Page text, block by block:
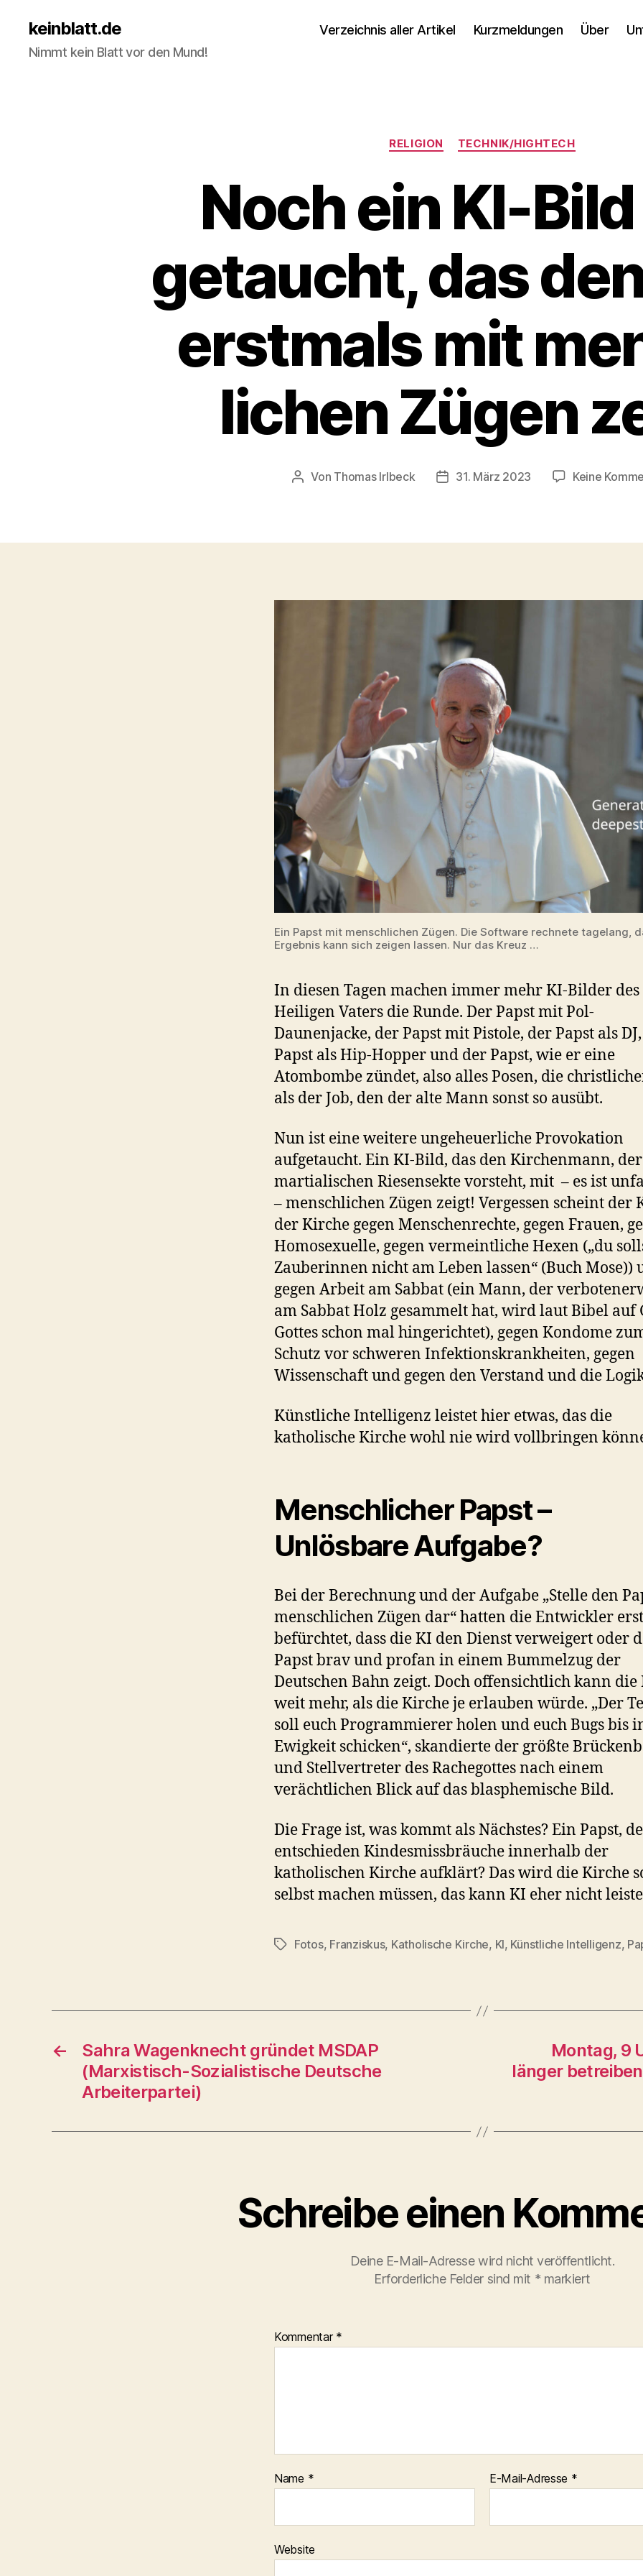
keinblatt.de
Nimmt kein Blatt vor den Mund!
Verzeichnis aller Artikel Kurzmeldungen Über
Kategorien
RELIGION TECHNIK/HIGHTECH
Noch ein KI-
getaucht, das
erstmals mit
lichen Zügen
Beitragsautor
Von Thomas Irlbeck Veröffentlichungsdatum
31. März 2023 Keine
Ein Papst mit menschlichen Zügen. Die Software rechnete tagelang,
Ergebnis kann sich zeigen lassen. Nur das Kreuz …
In diesen Tagen machen immer mehr KI-Bilder des
Heiligen Vaters die Runde. Der Papst mit Pol-
Daunenjacke, der Papst mit Pistole, der Papst als
Papst als Hip-Hopper und der Papst, wie er eine
Atombombe zündet, also alles Posen, die
als der Job, den der alte Mann sonst so ausübt.
Nun ist eine weitere ungeheuerliche Provokation
aufgetaucht. Ein KI-Bild, das den Kirchenmann,
martialischen Riesensekte vorsteht, mit – es ist
– menschlichen Zügen zeigt! Vergessen scheint der
der Kirche gegen Menschenrechte, gegen Frauen,
Homosexuelle, gegen vermeintliche Hexen („du
Zauberinnen nicht am Leben lassen“ (Buch Mose))
gegen Arbeit am Sabbat (ein Mann, der
am Sabbat Holz gesammelt hat, wird laut Bibel auf
Gottes schon mal hingerichtet), gegen Kondome
Schutz vor schweren Infektionskrankheiten, gegen
Wissenschaft und gegen den Verstand und die
Künstliche Intelligenz leistet hier etwas, das die
katholische Kirche wohl nie wird vollbringen
Menschlicher Papst –
Unlösbare Aufgabe?
Bei der Berechnung und der Aufgabe „Stelle den
menschlichen Zügen dar“ hatten die Entwickler erst
befürchtet, dass die KI den Dienst verweigert oder
Papst brav und profan in einem Bummelzug der
Deutschen Bahn zeigt. Doch offensichtlich kann die
weit mehr, als die Kirche je erlauben würde. „Der
soll euch Programmierer holen und euch Bugs bis
Ewigkeit schicken“, skandierte der größte
und Stellvertreter des Rachegottes nach einem
verächtlichen Blick auf das blasphemische Bild.
Die Frage ist, was kommt als Nächstes? Ein Papst,
entschieden Kindesmissbräuche innerhalb der
katholischen Kirche aufklärt? Das wird die Kirche
selbst machen müssen, das kann KI eher nicht
Schlagwörter
Fotos, Franziskus, Katholische Kirche, KI, Künstliche Intelligenz,
←
Sahra Wagenknecht gründet MSDAP
(Marxistisch-Sozialistische Deutsche
Arbeiterpartei)
Montag, 9
länger
Schreibe einen
Deine E-Mail-Adresse wird nicht veröffentlicht.
Erforderliche Felder sind mit * markiert
Kommentar *
Name * E-Mail-Adresse *
Website